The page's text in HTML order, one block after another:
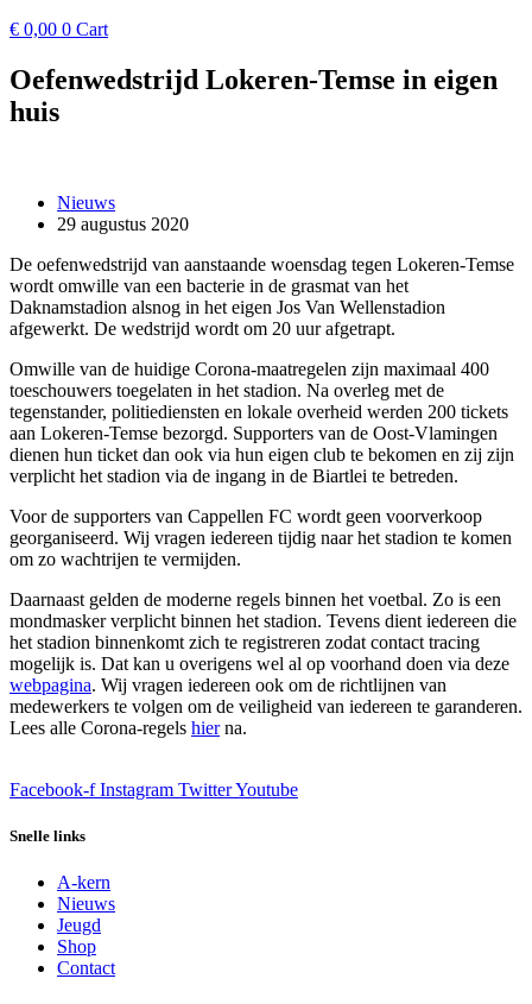
€ 0,00 0 Cart
Oefenwedstrijd Lokeren-Temse in eigen
huis
Nieuws
29 augustus 2020
De oefenwedstrijd van aanstaande woensdag tegen Lokeren-Temse
wordt omwille van een bacterie in de grasmat van het
Daknamstadion alsnog in het eigen Jos Van Wellenstadion
afgewerkt. De wedstrijd wordt om 20 uur afgetrapt.
Omwille van de huidige Corona-maatregelen zijn maximaal 400
toeschouwers toegelaten in het stadion. Na overleg met de
tegenstander, politiediensten en lokale overheid werden 200 tickets
aan Lokeren-Temse bezorgd. Supporters van de Oost-Vlamingen
dienen hun ticket dan ook via hun eigen club te bekomen en zij zijn
verplicht het stadion via de ingang in de Biartlei te betreden.
Voor de supporters van Cappellen FC wordt geen voorverkoop
georganiseerd. Wij vragen iedereen tijdig naar het stadion te komen
om zo wachtrijen te vermijden.
Daarnaast gelden de moderne regels binnen het voetbal. Zo is een
mondmasker verplicht binnen het stadion. Tevens dient iedereen die
het stadion binnenkomt zich te registreren zodat contact tracing
mogelijk is. Dat kan u overigens wel al op voorhand doen via deze
webpagina. Wij vragen iedereen ook om de richtlijnen van
medewerkers te volgen om de veiligheid van iedereen te garanderen.
Lees alle Corona-regels hierna.
Facebook-f Instagram TwitterYoutube
Snelle links
A-kern
Nieuws
Jeugd
Shop
Contact